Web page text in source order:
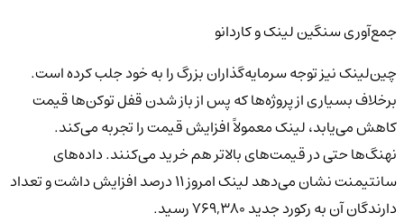
جمع‌آوری سنگین لینک و کاردانو
چین‌لینک نیز توجه سرمایه‌گذاران بزرگ را به خود جلب کرده است.
برخلاف بسیاری از پروژه‌ها که پس از باز شدن قفل توکن‌ها قیمت
کاهش می‌یابد، لینک معمولاً افزایش قیمت را تجربه می‌کند.
نهنگ‌ها حتی در قیمت‌های بالاتر هم خرید می‌کنند. داده‌های
سانتیمنت نشان می‌دهد لینک امروز ۱۱ درصد افزایش داشت و تعداد
دارندگان آن به رکورد جدید ۷۶۹,۳۸۰ رسید.